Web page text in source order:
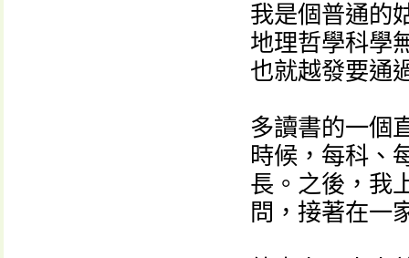
我是個普通的
地理哲學科學
也就越發要通
多讀書的一個
時候，每科、
長。之後，我
問，接著在一